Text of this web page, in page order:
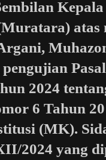
Kepala
atas
2024
6 Tahun
(MK).
2024 yang